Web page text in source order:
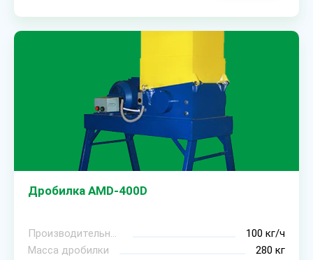
Дробилка AMD-400D
Производительность
100 кг/ч
Масса дробилки
280 кг